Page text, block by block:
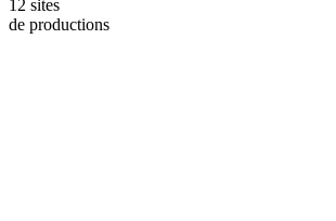
12 sites
de productions